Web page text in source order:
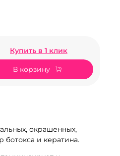
Купить в 1 клик
В корзину
окрашенных,
ботокса и кератина.